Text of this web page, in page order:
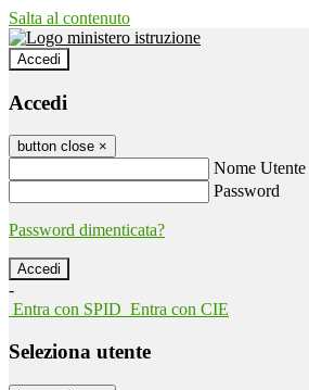
Salta al contenuto
Accedi
Accedi
button close ×
Nome Utente
Password
Password dimenticata?
-
Entra con SPID Entra con CIE
Seleziona utente